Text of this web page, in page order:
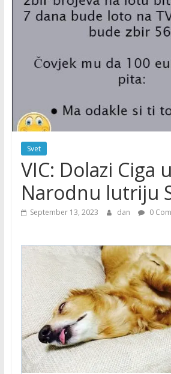
Svet
VIC: Dolazi Ciga u
Narodnu lutriju
September 13, 2023 dan 0